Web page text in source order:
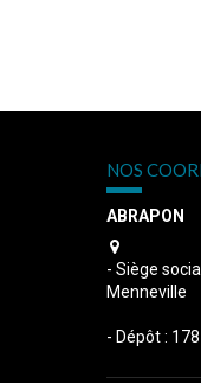
NOS
ABRAPON
- Siège
Menneville
- Dépôt :